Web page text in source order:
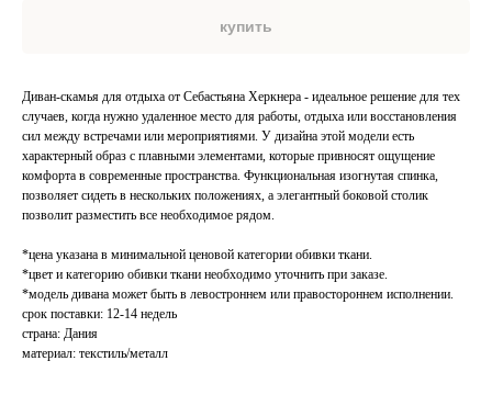
купить
Диван-скамья для отдыха от Себастьяна Херкнера - идеальное решение для тех
случаев, когда нужно удаленное место для работы, отдыха или восстановления
сил между встречами или мероприятиями. У дизайна этой модели есть
характерный образ с плавными элементами, которые привносят ощущение
комфорта в современные пространства. Функциональная изогнутая спинка,
позволяет сидеть в нескольких положениях, а элегантный боковой столик
позволит разместить все необходимое рядом.
*цена указана в минимальной ценовой категории обивки ткани.
*цвет и категорию обивки ткани необходимо уточнить при заказе.
*модель дивана может быть в левостроннем или правостороннем исполнении.
срок поставки: 12-14 недель
страна: Дания
материал: текстиль/металл